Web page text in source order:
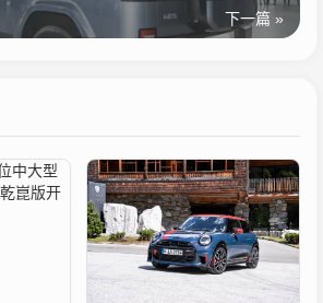
下一篇 »